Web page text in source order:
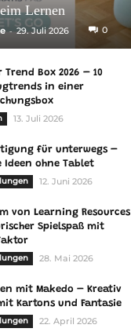
Lernen
- 29. Juli 2026 0
Trend Box 2026 – 10
in einer
13. Juli 2026
für unterwegs –
Ideen ohne Tablet
12. Juni 2026
von Learning Resources
Spielspaß mit
28. Mai 2026
mit Makedo – Kreativ
Kartons und Fantasie
22. April 2026